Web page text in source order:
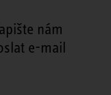
nám
e-mail